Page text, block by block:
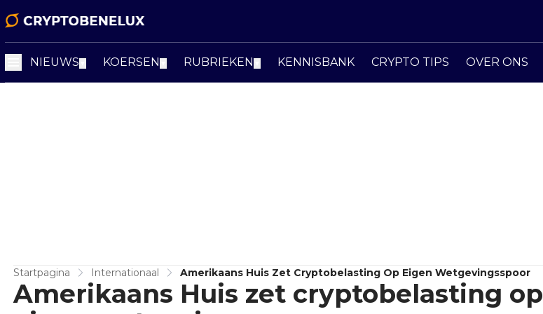
NIEUWS KOERSEN RUBRIEKEN KENNISBANK CRYPTO TIPS OVER ONS
Startpagina Internationaal Amerikaans Huis Zet Cryptobelasting Op Eigen Wetgevingsspoor
Amerikaans Huis zet cryptobelasting op